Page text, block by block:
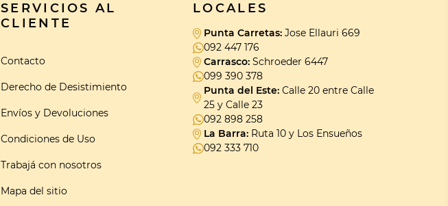
SERVICIOS AL
CLIENTE
Contacto
Derecho de Desistimiento
Envíos y Devoluciones
Condiciones de Uso
Trabajá con nosotros
Mapa del sitio
LOCALES
Punta Carretas: Jose Ellauri 669
092 447 176
Carrasco: Schroeder 6447
099 390 378
Punta del Este: Calle 20 entre Calle
25 y Calle 23
092 898 258
La Barra: Ruta 10 y Los Ensueños
092 333 710